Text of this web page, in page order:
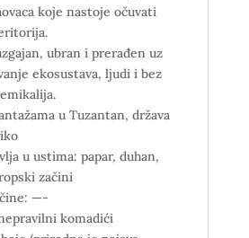
koje nastoje očuvati
ubran i prerađen uz
ekosustava, ljudi i bez
u Tuzantan, država
u ustima: papar, duhan,
začini
—-
komadići